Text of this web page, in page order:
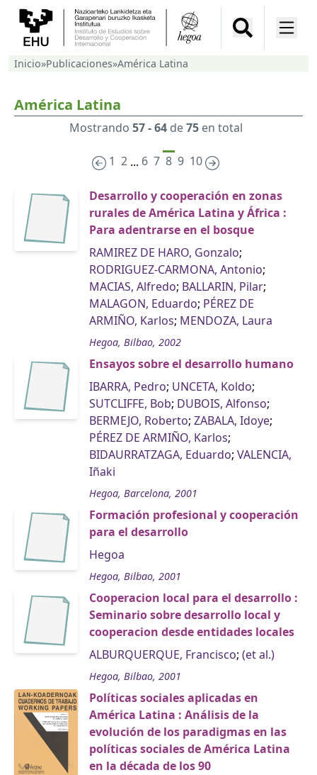
Inicio»Publicaciones»América Latina
América Latina
Mostrando 57 - 64de75en total
1 2 ... 6 7 8 9 10
Desarrollo y cooperación en zonas
rurales de América Latina y África :
Para adentrarse en el bosque
RAMIREZ DE HARO, Gonzalo;
RODRIGUEZ-CARMONA, Antonio;
MACIAS, Alfredo; BALLARIN, Pilar;
MALAGON, Eduardo; PÉREZ DE
ARMIÑO, Karlos; MENDOZA, Laura
Hegoa, Bilbao, 2002
Ensayos sobre el desarrollo humano
IBARRA, Pedro; UNCETA, Koldo;
SUTCLIFFE, Bob; DUBOIS, Alfonso;
BERMEJO, Roberto; ZABALA, Idoye;
PÉREZ DE ARMIÑO, Karlos;
BIDAURRATZAGA, Eduardo; VALENCIA,
Iñaki
Hegoa, Barcelona, 2001
Formación profesional y cooperación
para el desarrollo
Hegoa
Hegoa, Bilbao, 2001
Cooperacion local para el desarrollo :
Seminario sobre desarrollo local y
cooperacion desde entidades locales
ALBURQUERQUE, Francisco; (et al.)
Hegoa, Bilbao, 2001
Políticas sociales aplicadas en
América Latina : Análisis de la
evolución de los paradigmas en las
políticas sociales de América Latina
en la década de los 90